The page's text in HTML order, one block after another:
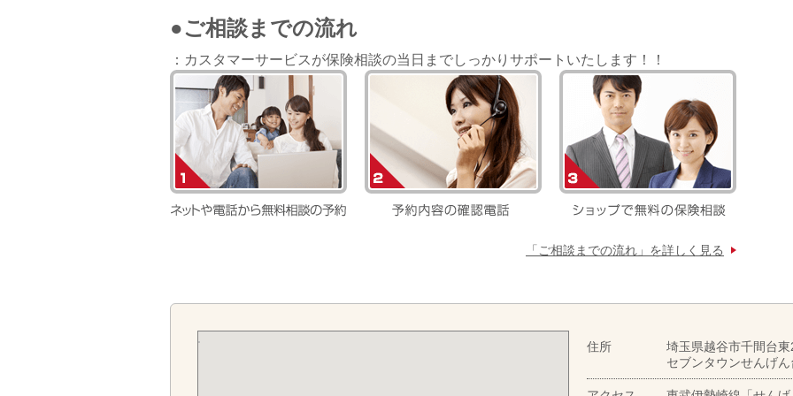
●ご相談までの流れ
：カスタマーサービスが保険相談の当日までしっかりサポートいたします！！
「ご相談までの流れ」を詳しく見る
住所
埼玉県越谷市千間台
セブンタウンせんげん